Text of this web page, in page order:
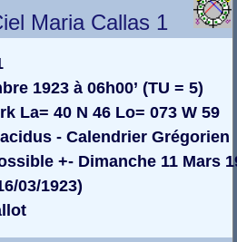
Maria Callas 1
1923 à 06h00’ (TU = 5)
La= 40 N 46 Lo= 073 W 59
- Calendrier Grégorien
+- Dimanche 11 Mars
03/1923)